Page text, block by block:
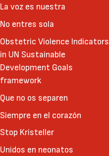
La voz es nuestra
No entres sola
Obstetric Violence Indicators
in UN Sustainable
Development Goals
framework
Que no os separen
Siempre en el corazón
Stop Kristeller
Unidos en neonatos